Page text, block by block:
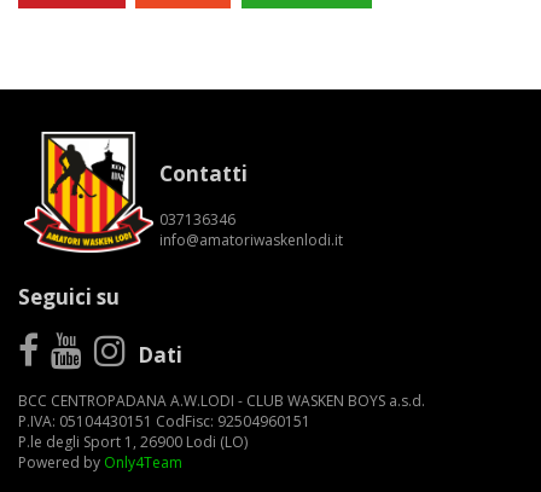
Contatti
037136346
info@amatoriwaskenlodi.it
Seguici su
Dati
BCC CENTROPADANA A.W.LODI - CLUB WASKEN BOYS a.s.d.
P.IVA: 05104430151 CodFisc: 92504960151
P.le degli Sport 1, 26900 Lodi (LO)
Powered by Only4Team